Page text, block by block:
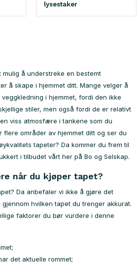
lysestaker
å understreke en bestemt
å skape i hjemmet ditt. Mange velger å
i hjemmet, fordi den ikke
stiler, men også fordi de er relativt
viss atmosfære i tankene som du
flere områder av hjemmet ditt og ser du
tapeter? Da kommer du frem til
i tilbudet vårt her på Bo og Selskap.
når du kjøper tapet?
Da anbefaler vi ikke å gjøre det
hvilken tapet du trenger akkurat.
faktorer du bør vurdere i denne
det aktuelle rommet;